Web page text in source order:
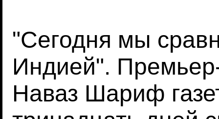
"Сегодня мы
Индией".
Наваз Шариф